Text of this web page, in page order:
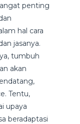
penting
hal cara
jasanya.
tumbuh
akan
Tentu,
upaya
beradaptasi